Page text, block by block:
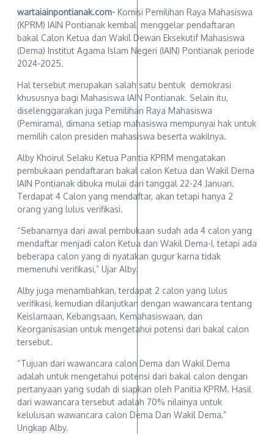
wartaiainpontianak.com- Komisi Pemilihan Raya Mahasiswa
(KPRM) IAIN Pontianak kembali menggelar pendaftaran
bakal Calon Ketua dan Wakil Dewan Eksekutif Mahasiswa
(Dema) Institut Agama Islam Negeri (IAIN) Pontianak periode
2024-2025.
Hal tersebut merupakan salah satu bentuk demokrasi
khususnya bagi Mahasiswa IAIN Pontianak. Selain itu,
diselenggarakan juga Pemilihan Raya Mahasiswa
(Pemirama), dimana setiap mahasiswa mempunyai hak untuk
memilih calon presiden mahasiswa beserta wakilnya.
Alby Khoirul Selaku Ketua Panitia KPRM mengatakan
pembukaan pendaftaran bakal calon Ketua dan Wakil Dema
IAIN Pontianak dibuka mulai dari tanggal 22-24 Januari.
Terdapat 4 Calon yang mendaftar, akan tetapi hanya 2
orang yang lulus verifikasi.
“Sebanarnya dari awal pembukaan sudah ada 4 calon yang
mendaftar menjadi calon Ketua dan Wakil Dema-I, tetapi ada
beberapa calon yang di nyatakan gugur karna tidak
memenuhi verifikasi,” Ujar Alby.
Alby juga menambahkan, terdapat 2 calon yang lulus
verifikasi, kemudian dilanjutkan dengan wawancara tentang
Keislamaan, Kebangsaan, Kemahasiswaan, dan
Keorganisasian untuk mengetahui potensi dari bakal calon
tersebut.
“Tujuan dari wawancara calon Dema dan Wakil Dema
adalah untuk mengetahui potensi dari bakal calon dengan
pertanyaan yang sudah di siapkan oleh Panitia KPRM. Hasil
dari wawancara tersebut adalah 70% nilainya untuk
kelulusan wawancara calon Dema Dan Wakil Dema,”
Ungkap Alby.